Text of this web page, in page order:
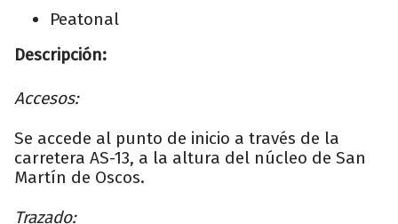
Peatonal
Descripción:
Accesos:
Se accede al punto de inicio a través de la
carretera AS-13, a la altura del núcleo de San
Martín de Oscos.
Trazado: